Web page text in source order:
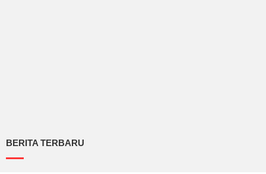
BERITA TERBARU